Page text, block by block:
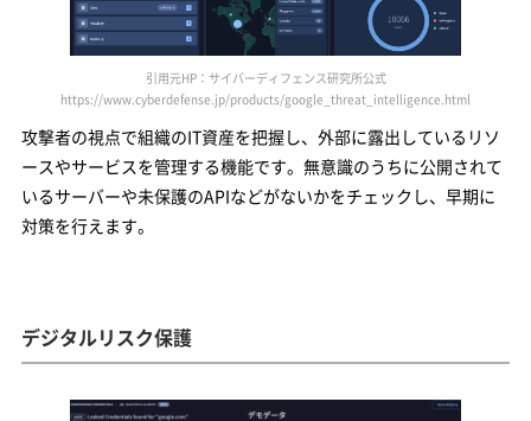
引用元HP：サイバーディフェンス研究所公式
https://www.cyberdefense.jp/products/google_threat_intelligence.html
攻撃者の視点で組織のIT資産を把握し、外部に露出しているリソ
ースやサービスを管理する機能です。無意識のうちに公開されて
いるサーバーや未保護のAPIなどがないかをチェックし、早期に
対策を行えます。
デジタルリスク保護